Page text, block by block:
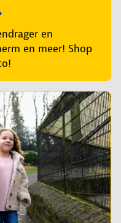
en
en meer! Shop